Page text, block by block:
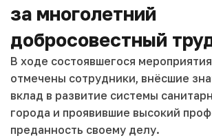
за многолетний
добросовестный
В ходе состоявшегося
отмечены сотрудники, внёсшие
вклад в развитие системы
города и проявившие высокий
преданность своему делу.